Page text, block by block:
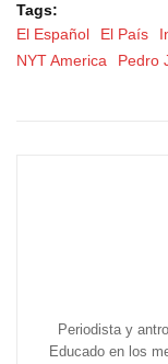
Tags:
El Español
El País
NYT America
Pedro
Periodista y
Educado en los